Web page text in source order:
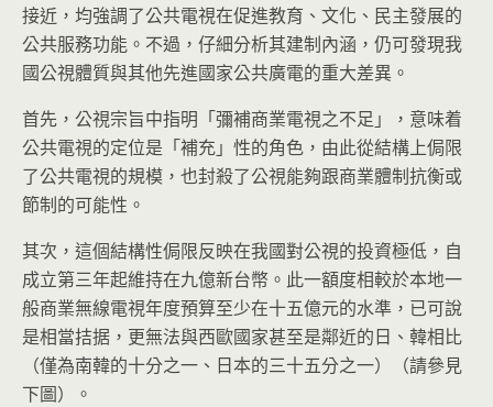
接近，均強調了公共電視在促進教育、文化、民主發展的
公共服務功能。不過，仔細分析其建制內涵，仍可發現我
國公視體質與其他先進國家公共廣電的重大差異。
首先，公視宗旨中指明「彌補商業電視之不足」，意味着
公共電視的定位是「補充」性的角色，由此從結構上侷限
了公共電視的規模，也封殺了公視能夠跟商業體制抗衡或
節制的可能性。
其次，這個結構性侷限反映在我國對公視的投資極低，自
成立第三年起維持在九億新台幣。此一額度相較於本地一
般商業無線電視年度預算至少在十五億元的水準，已可說
是相當拮据，更無法與西歐國家甚至是鄰近的日、韓相比
（僅為南韓的十分之一、日本的三十五分之一）（請參見
下圖）。